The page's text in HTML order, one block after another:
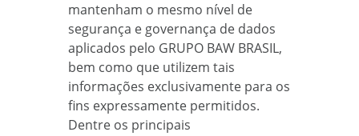
mantenham o mesmo nível de
segurança e governança de dados
aplicados pelo GRUPO BAW BRASIL,
bem como que utilizem tais
informações exclusivamente para os
fins expressamente permitidos.
Dentre os principais